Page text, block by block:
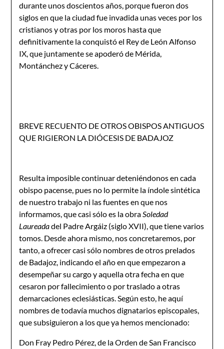
durante unos doscientos años, porque fueron dos
siglos en que la ciudad fue invadida unas veces por los
cristianos y otras por los moros hasta que
definitivamente la conquistó el Rey de León Alfonso
IX, que juntamente se apoderó de Mérida,
Montánchez y Cáceres.
BREVE RECUENTO DE OTROS OBISPOS ANTIGUOS
QUE RIGIERON LA DIÓCESIS DE BADAJOZ
Resulta imposible continuar deteniéndonos en cada
obispo pacense, pues no lo permite la índole sintética
de nuestro trabajo ni las fuentes en que nos
informamos, que casi só­lo es la obraSoledad
Laureadadel Padre Argáiz (siglo XVII), que tiene varios
tomos. Desde ahora mismo, nos concretaremos, por
tanto, a ofrecer casi sólo nombres de otros prelados
de Badajoz, indicando el año en que empezaron a
desempeñar su cargo y aquella otra fecha en que
cesaron por fallecimiento o por traslado a otras
demarcaciones eclesiásti­cas. Según esto, he aquí
nombres de todavía muchos dignatarios episcopales,
que subsi­guieron a los que ya hemos mencionado:
Don Fray Pedro Pérez, de la Orden de San Francisco